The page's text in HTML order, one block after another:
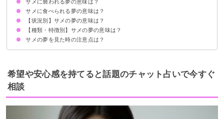
ストレスや不安の暗示
状況・種類で意味が決まる
サメに襲われる夢の意味は？
対人運の低下
他人・知らない人がサメに襲われる夢は対人運の低下
家族がサメに襲われる夢は家庭運の低下
恋人がサメに襲われる夢は恋愛運の低下
サメに食べられる夢の意味は？
食べられて死んだ場合は吉夢
食べられて怖い夢は凶夢
他人・知らない人がサメに食べられる夢は対人運の低下
家族がサメに食べられる夢は家庭運の低下
恋人がサメに食べられる夢は恋愛運の低下
子供がサメに食べられる夢は対人運の低下
【状況別】サメの夢の意味は？
サメに追いかけられる夢【警告夢】
サメと遊ぶ夢【吉夢】
サメに殺される夢【吉夢】
サメに噛まれる夢【凶夢】
サメと戦って退治する夢【吉夢】
サメを釣る夢【吉夢】
サメが死んでいる夢【吉夢】
サメと一緒に泳ぐ夢【吉夢】
サメに乗る夢【警告夢】
サメを飼いならす夢【吉夢】
自分がサメになる夢【警告夢】
【種類・特徴別】サメの夢の意味は？
大きなサメの夢【警告夢】
小さなサメの夢【警告夢】
白いサメの夢【吉夢】
黒いサメの夢【凶夢】
ジンベイザメの夢【吉夢】
シュモクザメの夢【警告】
サメの夢を見た時の注意点は？
十分な休息を取る
警告夢や凶夢の内容を人に話す
希望や安心感を持てると話題のチャット占いで今すぐ
相談